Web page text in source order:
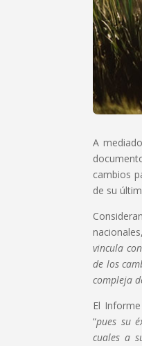
A
cambios
de su
vincula
de los
compleja
El
“pues su
cuales a